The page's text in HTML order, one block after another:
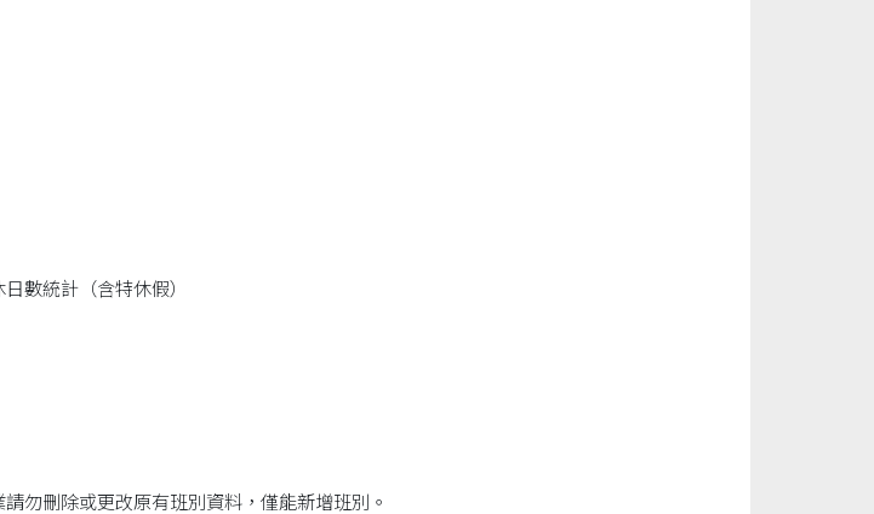
數統計（含特休假）
勿刪除或更改原有班別資料，僅能新增班別。